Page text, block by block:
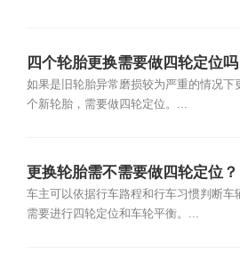
四个轮胎更换需要做四轮定位吗
如果是旧轮胎异常磨损较为严重的情况下
个新轮胎，需要做四轮定位。...
更换轮胎需不需要做四轮定位？
车主可以依据行车路程和行车习惯判断车
需要进行四轮定位和车轮平衡。...